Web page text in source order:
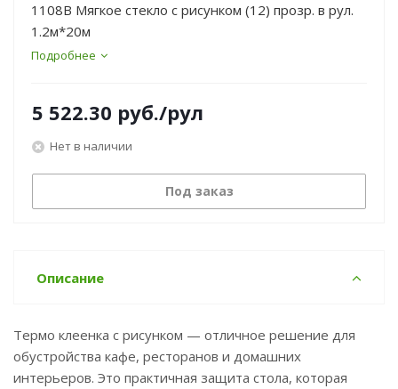
1108B Мягкое стекло с рисунком (12) прозр. в рул.
1.2м*20м
Подробнее
5 522.30 руб./рул
Нет в наличии
Под заказ
Описание
Термо клеенка с рисунком — отличное решение для
обустройства кафе, ресторанов и домашних
интерьеров. Это практичная защита стола, которая